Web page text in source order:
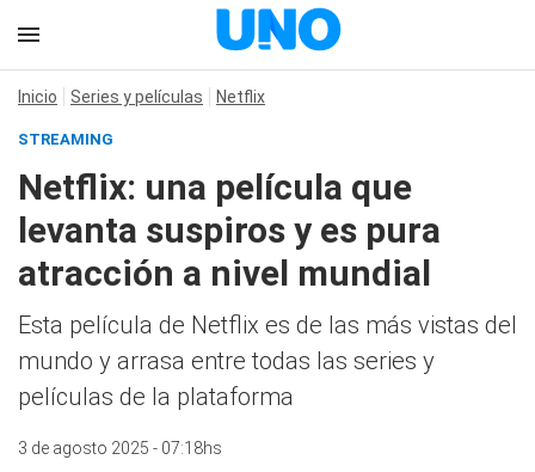
Inicio Series y películas Netflix
STREAMING
Netflix: una película que
levanta suspiros y es pura
atracción a nivel mundial
Esta película de Netflix es de las más vistas del
mundo y arrasa entre todas las series y
películas de la plataforma
3 de agosto 2025 - 07:18hs